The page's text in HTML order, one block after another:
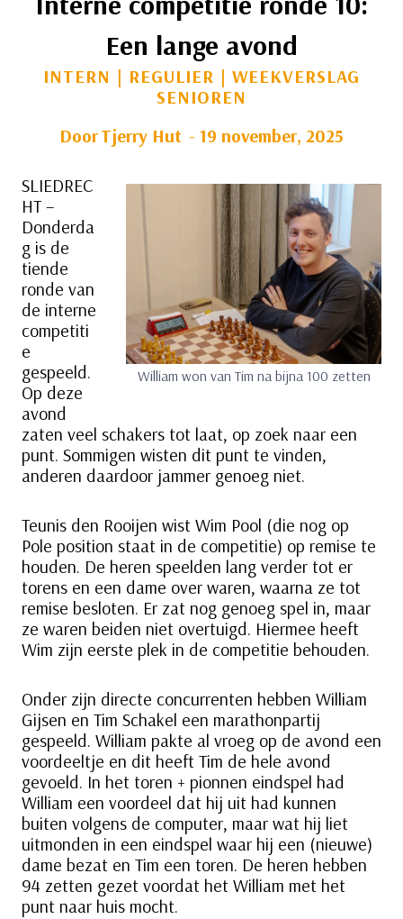
Een lange avond
INTERN | REGULIER | WEEKVERSLAG
SENIOREN
DoorTjerry Hut 19 november, 2025
William won van Tim na bijna 100 zetten
SLIEDREC
HT –
Donderda
g is de
tiende
ronde van
de interne
competiti
e
gespeeld.
Op deze
avond
zaten veel schakers tot laat, op zoek naar een
punt. Sommigen wisten dit punt te vinden,
anderen daardoor jammer genoeg niet.
Teunis den Rooijen wist Wim Pool (die nog op
Pole position staat in de competitie) op remise te
houden. De heren speelden lang verder tot er
torens en een dame over waren, waarna ze tot
remise besloten. Er zat nog genoeg spel in, maar
ze waren beiden niet overtuigd. Hiermee heeft
Wim zijn eerste plek in de competitie behouden.
Onder zijn directe concurrenten hebben William
Gijsen en Tim Schakel een marathonpartij
gespeeld. William pakte al vroeg op de avond een
voordeeltje en dit heeft Tim de hele avond
gevoeld. In het toren + pionnen eindspel had
William een voordeel dat hij uit had kunnen
buiten volgens de computer, maar wat hij liet
uitmonden in een eindspel waar hij een (nieuwe)
dame bezat en Tim een toren. De heren hebben
94 zetten gezet voordat het William met het
punt naar huis mocht.